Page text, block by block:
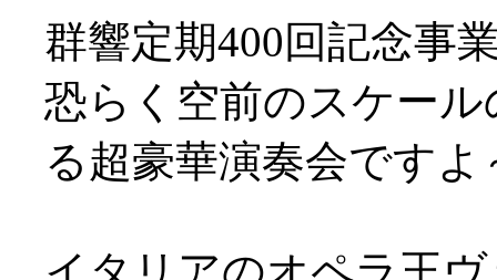
群響定期400回記念事
恐らく空前のスケー
る超豪華演奏会です